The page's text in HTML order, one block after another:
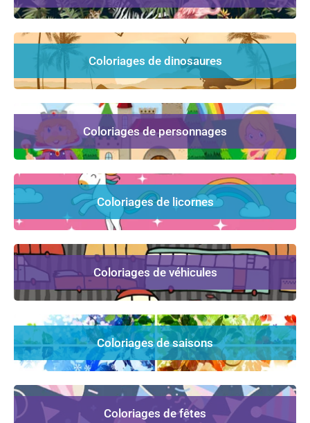
Coloriages de dinosaures
Coloriages de personnages
Coloriages de licornes
Coloriages de véhicules
Coloriages de saisons
Coloriages de fêtes